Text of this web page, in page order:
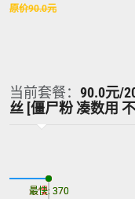
原价90.0元
当前套餐： 90.0元/
丝 [僵尸粉 凑数用
最慢: 370
最快: 370